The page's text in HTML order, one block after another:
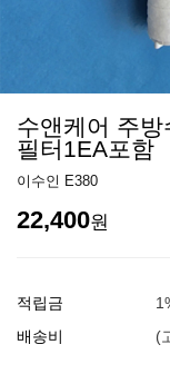
수앤케어 주
필터1EA포함
이수인 E380
22,400원
적립금
배송비
(